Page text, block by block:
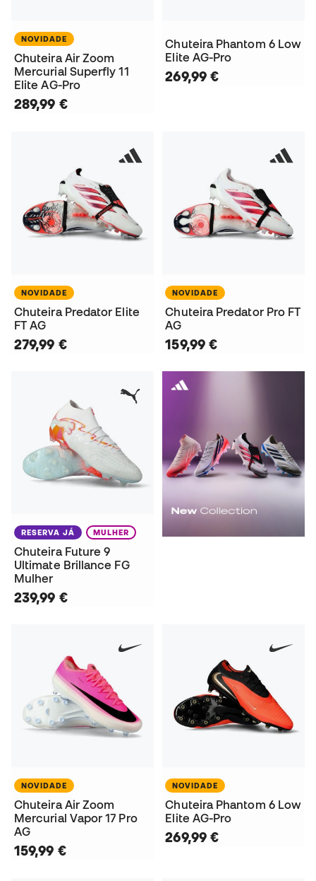
NOVIDADE
Chuteira Air Zoom
Mercurial Superfly 11
Elite AG-Pro
289,99 €
Chuteira Phantom 6 Low
Elite AG-Pro
269,99 €
NOVIDADE
Chuteira Predator Elite
FT AG
279,99 €
NOVIDADE
Chuteira Predator Pro FT
AG
159,99 €
RESERVA JÁ MULHER
Chuteira Future 9
Ultimate Brillance FG
Mulher
239,99 €
NOVIDADE
Chuteira Air Zoom
Mercurial Vapor 17 Pro
AG
159,99 €
NOVIDADE
Chuteira Phantom 6 Low
Elite AG-Pro
269,99 €